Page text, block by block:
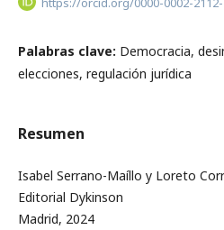
Palabras clave: Democracia,
elecciones, regulación jurídica
Resumen
Isabel Serrano-Maíllo y Loreto
Editorial Dykinson
Madrid, 2024